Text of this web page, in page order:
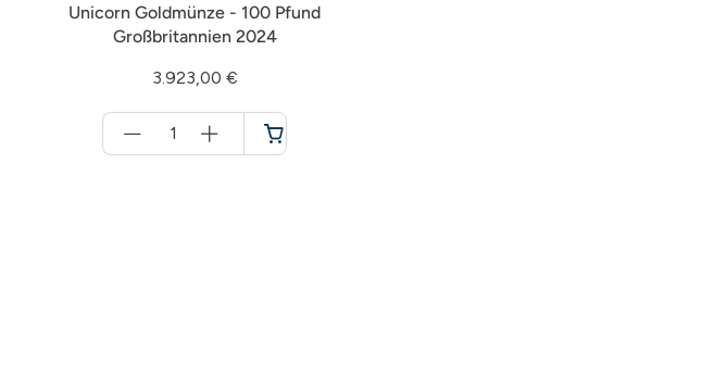
Unicorn Goldmünze - 100 Pfund
Großbritannien 2024
3.923,00 €